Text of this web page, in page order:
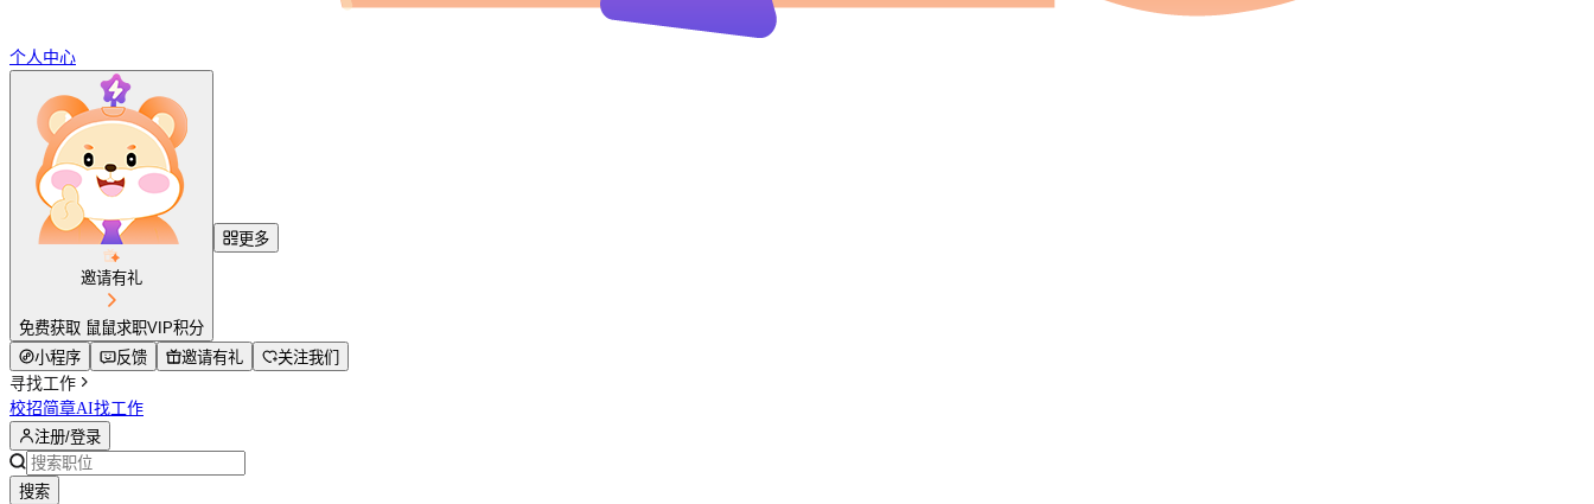
个人中心
邀请有礼
免费获取 鼠鼠求职VIP积分
更多
小程序 反馈 邀请有礼
关注我们
寻找工作
校招简章AI找工作
注册/登录
搜索